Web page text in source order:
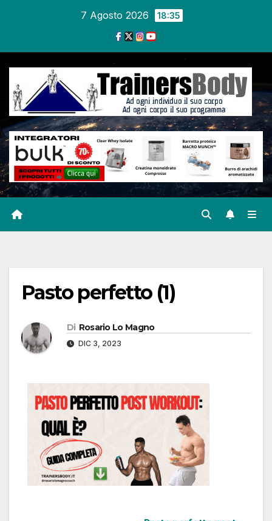
7 Agosto 2026 18:35
Pasto perfetto (1)
Di Rosario Lo Magno
DIC 3, 2023